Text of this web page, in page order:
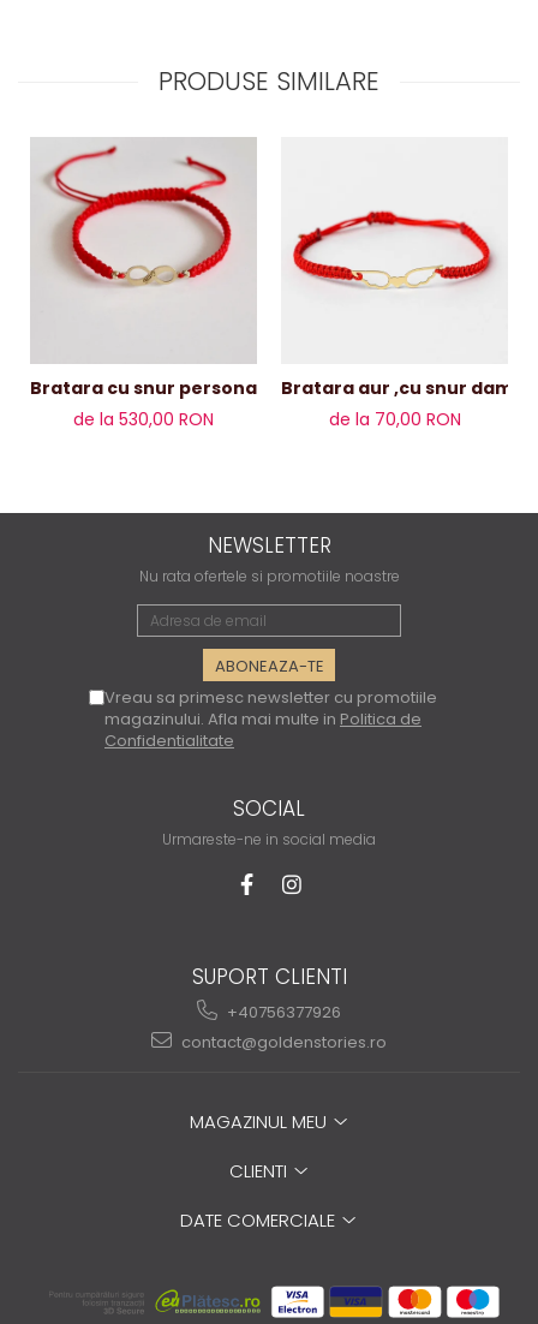
PRODUSE SIMILARE
Bratara cu snur personalizata infinit și bile de aur 14k
de la 530,00 RON
Bratara aur
de la 70,00 RON
NEWSLETTER
Nu rata ofertele si promotiile noastre
Vreau sa primesc newsletter cu promotiile
magazinului. Afla mai multe in Politica de
Confidentialitate
SOCIAL
Urmareste-ne in social media
SUPORT CLIENTI
+40756377926
contact@goldenstories.ro
MAGAZINUL MEU
CLIENTI
DATE COMERCIALE